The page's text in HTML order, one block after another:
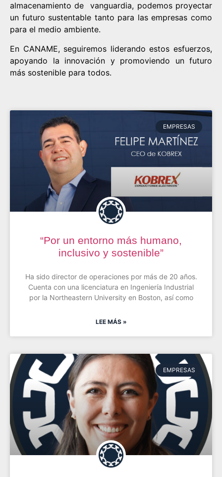
almacenamiento de
vanguardia, podemos proyectar
un futuro sustentable tanto para las empresas como
para el medio ambiente.
En CANAME, seguiremos liderando estos esfuerzos,
apoyando la innovación y promoviendo un futuro
más sostenible para todos.
EMPRESAS
“Por un entorno más humano,
inclusivo y sostenible”
Ha sido director de operaciones por más de 20 años.
Cuenta con una licenciatura en Ingeniería Industrial
por la Northeastern University en Boston, así como
LEE MÁS »
EMPRESAS